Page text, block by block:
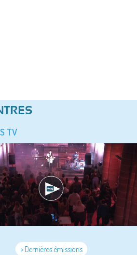
TV
> Dernières émissions